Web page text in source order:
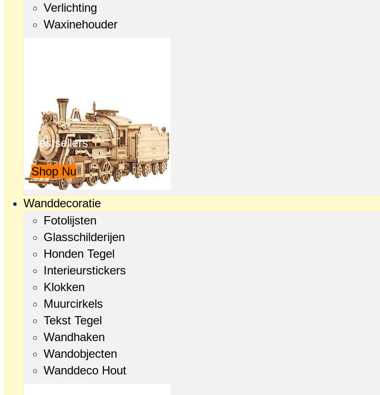
Verlichting
Waxinehouder
Bestsellers
Shop Nu
Wanddecoratie
Fotolijsten
Glasschilderijen
Honden Tegel
Interieurstickers
Klokken
Muurcirkels
Tekst Tegel
Wandhaken
Wandobjecten
Wanddeco Hout